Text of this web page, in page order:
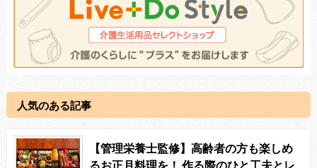
人気のある記事
【管理栄養士監修】高齢者の方も楽しめ
るお正月料理を！ 作る際のひと工夫とレ